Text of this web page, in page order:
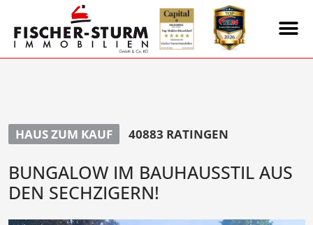
HAUS ZUM KAUF 40883 RATINGEN
BUNGALOW IM BAUHAUSSTIL AUS
DEN SECHZIGERN!